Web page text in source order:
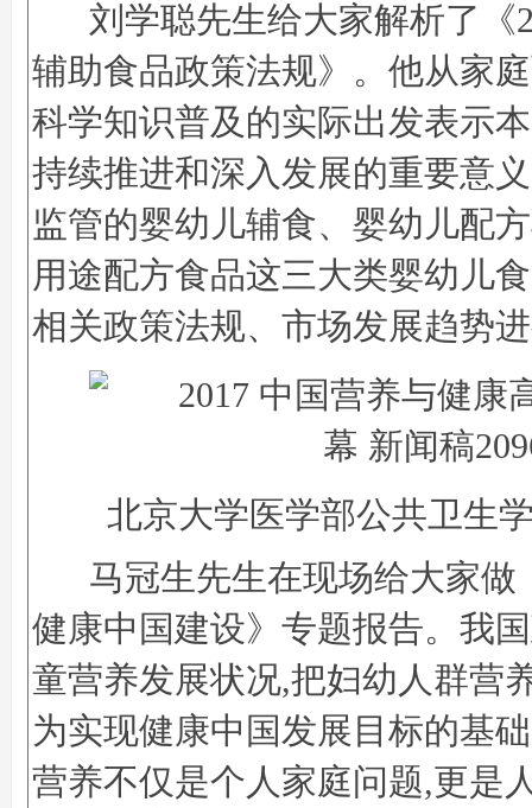
刘学聪先生给大家解析了《
辅助食品政策法规》。他从家
科学知识普及的实际出发表示
持续推进和深入发展的重要意
监管的婴幼儿辅食、婴幼儿配
用途配方食品这三大类婴幼儿
相关政策法规、市场发展趋势
北京大学医学部公共卫生
马冠生先生在现场给大家做
健康中国建设》专题报告。我
童营养发展状况,把妇幼人群营
为实现健康中国发展目标的基
营养不仅是个人家庭问题,更是